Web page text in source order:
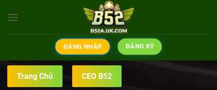
qua
ĐĂNG NHẬP ĐĂNG KÝ
Trang Chủ CEO B52